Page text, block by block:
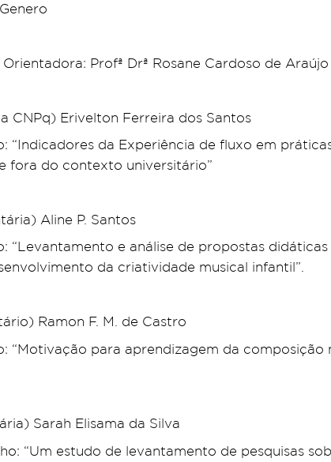
Profª Drª Rosane Cardoso de Araújo
CNPq) Erivelton Ferreira dos Santos
“Indicadores da Experiência de fluxo em
fora do contexto universitário”
Aline P. Santos
“Levantamento e análise de propostas
da criatividade musical infantil”.
Ramon F. M. de Castro
“Motivação para aprendizagem da
Sarah Elisama da Silva
“Um estudo de levantamento de pesquisas